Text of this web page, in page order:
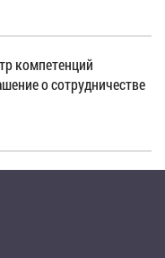
компетенций
о сотрудничестве